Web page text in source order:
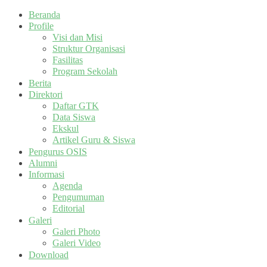
Beranda
Profile
Visi dan Misi
Struktur Organisasi
Fasilitas
Program Sekolah
Berita
Direktori
Daftar GTK
Data Siswa
Ekskul
Artikel Guru & Siswa
Pengurus OSIS
Alumni
Informasi
Agenda
Pengumuman
Editorial
Galeri
Galeri Photo
Galeri Video
Download